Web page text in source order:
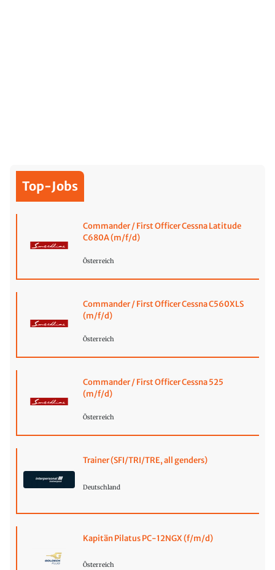
Top-Jobs
Commander / First Officer Cessna Latitude
C680A (m/f/d)
Österreich
Commander / First Officer Cessna C560XLS
(m/f/d)
Österreich
Commander / First Officer Cessna 525
(m/f/d)
Österreich
Trainer (SFI/TRI/TRE, all genders)
Deutschland
Kapitän Pilatus PC-12NGX (f/m/d)
Österreich